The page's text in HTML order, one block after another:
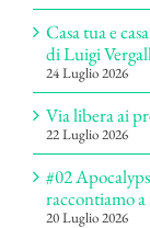
Casa tua e
di Luigi
24 Luglio 2026
Via libera ai
22 Luglio 2026
#02
raccontiamo a
20 Luglio 2026